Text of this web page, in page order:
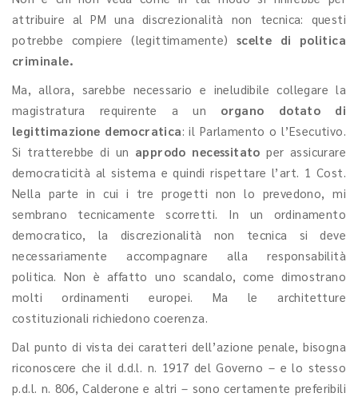
attribuire al PM una discrezionalità non tecnica: questi
potrebbe compiere (legittimamente) scelte di politica
criminale.
Ma, allora, sarebbe necessario e ineludibile collegare la
magistratura requirente a un organo dotato di
legittimazione democratica: il Parlamento o l’Esecutivo.
Si tratterebbe di un approdo necessitato per assicurare
democraticità al sistema e quindi rispettare l’art. 1 Cost.
Nella parte in cui i tre progetti non lo prevedono, mi
sembrano tecnicamente scorretti. In un ordinamento
democratico, la discrezionalità non tecnica si deve
necessariamente accompagnare alla responsabilità
politica. Non è affatto uno scandalo, come dimostrano
molti ordinamenti europei. Ma le architetture
costituzionali richiedono coerenza.
Dal punto di vista dei caratteri dell’azione penale, bisogna
riconoscere che il d.d.l. n. 1917 del Governo – e lo stesso
p.d.l. n. 806, Calderone e altri – sono certamente preferibili